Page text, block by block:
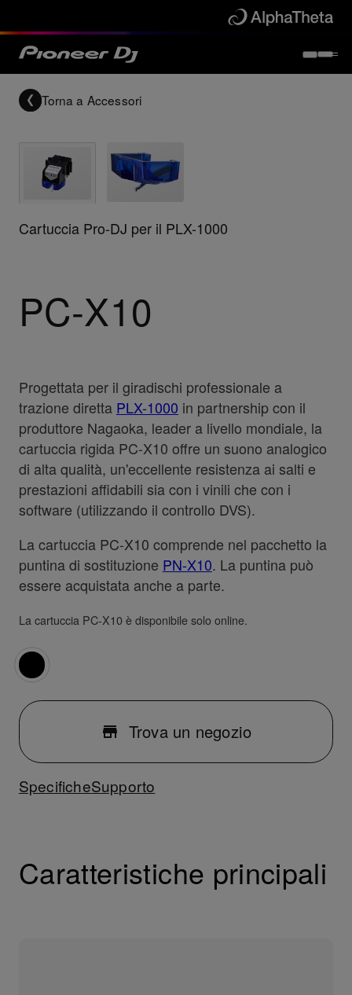
Torna a Accessori
Cartuccia Pro-DJ per il PLX-1000
PC-X10
Progettata per il giradischi professionale a
trazione diretta PLX-1000 in partnership con il
produttore Nagaoka, leader a livello mondiale, la
cartuccia rigida PC-X10 offre un suono analogico
di alta qualità, un'eccellente resistenza ai salti e
prestazioni affidabili sia con i vinili che con i
software (utilizzando il controllo DVS).
La cartuccia PC-X10 comprende nel pacchetto la
puntina di sostituzione PN-X10. La puntina può
essere acquistata anche a parte.
La cartuccia PC-X10 è disponibile solo online.
Trova un negozio
SpecificheSupporto
Caratteristiche principali